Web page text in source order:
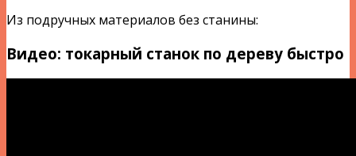
Из подручных материалов без станины:
Видео: токарный станок по дереву быстро